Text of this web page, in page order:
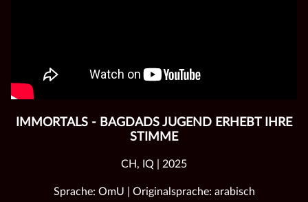
IMMORTALS - BAGDADS JUGEND ERHEBT IHRE
STIMME
CH, IQ | 2025
Sprache: OmU | Originalsprache: arabisch